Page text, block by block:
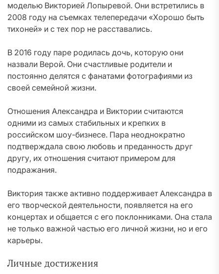
моделью Викторией Лопыревой. Они встретились в
2008 году на съемках телепередачи «Хорошо быть
тихоней» и с тех пор не расставались.
В 2016 году паре родилась дочь, которую они
назвали Верой. Они счастливые родители и
постоянно делятся с фанатами фотографиями из
своей семейной жизни.
Отношения Александра и Виктории считаются
одними из самых стабильных и крепких в
российском шоу-бизнесе. Пара неоднократно
подтверждала свою любовь и преданность друг
другу, их отношения считают примером для
подражания.
Виктория также активно поддерживает Александра в
его творческой деятельности, появляется на его
концертах и общается с его поклонниками. Она стала
не только важной частью его личной жизни, но и его
карьеры.
Личные достижения